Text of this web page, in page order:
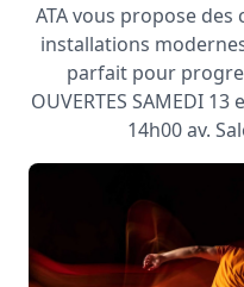
ATA vous propose
installations
parfait pour
OUVERTES SAMEDI
14h00 av.